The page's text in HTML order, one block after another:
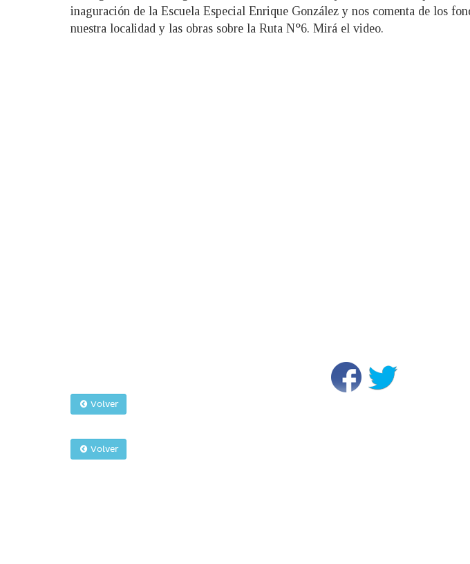
inaguración de la Escuela Especial Enrique González y nos comenta de los
nuestra localidad y las obras sobre la Ruta N°6. Mirá el video.
Volver
Volver